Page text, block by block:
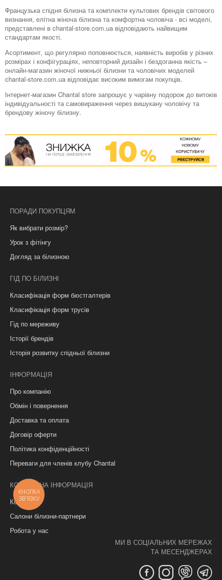
Французька спідня білизна та комплекти культових брендів світового
визнання, елітна жіноча білизна та комфортна чоловіча - всі моделі,
представлені в chantal-store.com.ua відповідають найвищим
стандартам якості.
Асортимент, що регулярно поповнюється, наявність виробів у різних
розмірах і конфігураціях, неповторний дизайн і бездоганна якість –
онлайн-магазин жіночої нижньої білизни та чоловічих моделей
chantal-store.com.ua відповідає високим вимогам покупців.
Інтернет-магазин Chantal store запрошує у чарівну подорож до витоків
індивідуальності та самовираження через вишукану чоловічу та
брендову жіночу білизну.
ПОРАДИ ПОКУПЦЯМ
Як вибрати розмір?
Урок з фітінгу
Догляд за білизною
ГІД ПО БІЛИЗНІ
Класифікація форм бюстгалтерів
Класифікація форм трусів
Гід по мереживу
Історії брендів
Історія розвитку спідньої білизни
ІНФОРМАЦІЯ
Про компанію
Обмін і повернення
Доставка та оплата
Договір оферти
Політика конфіденційності
Переваги для членів клубу Chantal
КОНТАКТНА ІНФОРМАЦІЯ
Контакти
Салони білизни-партнери
Робота у нас
МИ В СОЦІАЛЬНИХ МЕРЕЖАХ
ТА МЕСЕНДЖЕРАХ
КНОПКА
ЗВ'ЯЗКУ